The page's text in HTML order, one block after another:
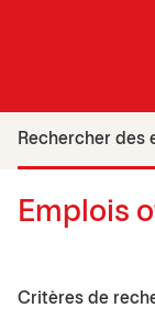
Rechercher des
Emplois
Critères de